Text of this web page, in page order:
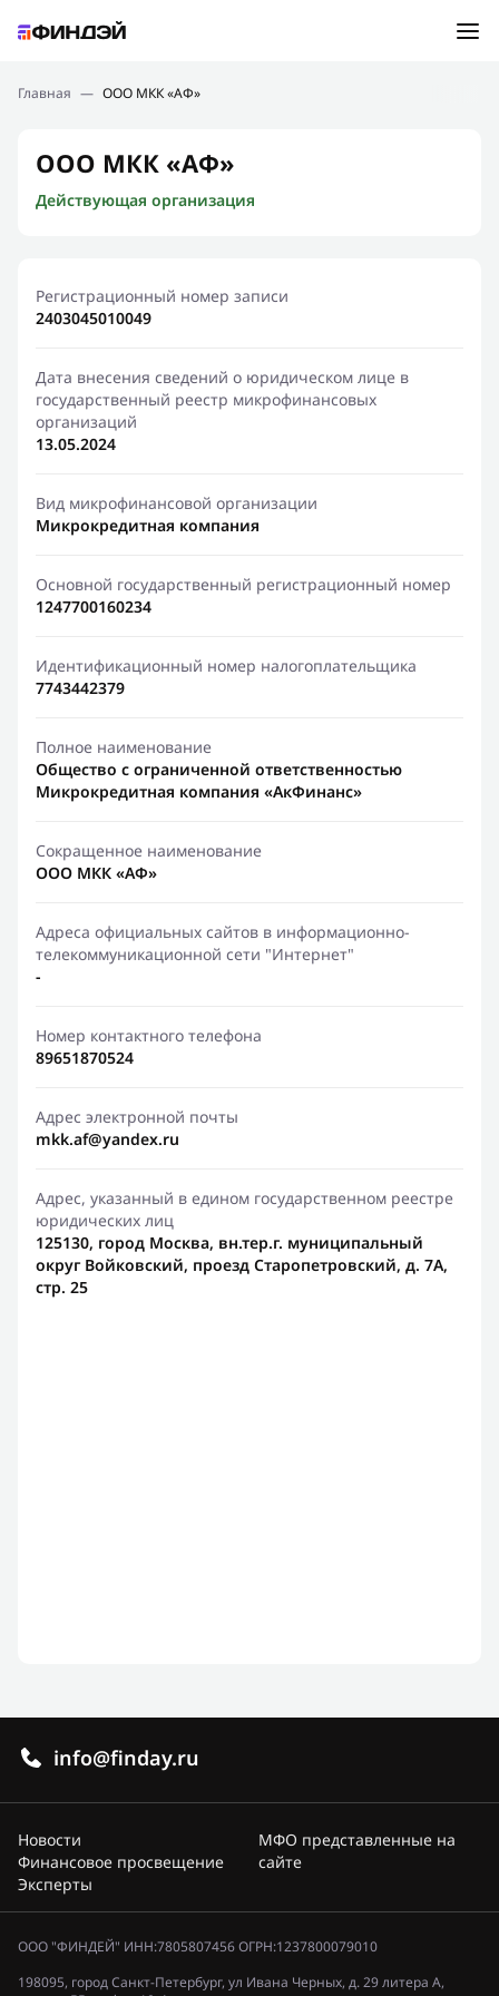
Подбор займа
Новости
Финансовое просвещение
Главная — ООО МКК «АФ»
ООО МКК «АФ»
Действующая организация
Регистрационный номер записи
2403045010049
Дата внесения сведений о юридическом лице в
государственный реестр микрофинансовых
организаций
13.05.2024
Вид микрофинансовой организации
Микрокредитная компания
Основной государственный регистрационный номер
1247700160234
Идентификационный номер налогоплательщика
7743442379
Полное наименование
Общество с ограниченной ответственностью
Микрокредитная компания «АкФинанс»
Сокращенное наименование
ООО МКК «АФ»
Адреса официальных сайтов в информационно-
телекоммуникационной сети "Интернет"
-
Номер контактного телефона
89651870524
Адрес электронной почты
mkk.af@yandex.ru
Адрес, указанный в едином государственном реестре
юридических лиц
125130, город Москва, вн.тер.г. муниципальный
округ Войковский, проезд Старопетровский, д. 7А,
стр. 25
info@finday.ru
Новости
Финансовое просвещение
Эксперты
МФО представленные на
сайте
ООО "ФИНДЕЙ" ИНН:7805807456 ОГРН:1237800079010
198095, город Санкт-Петербург, ул Ивана Черных, д. 29 литера А,
Ошибка:Контактная форма не найдена.
Спасибо, что написали нам
Мы свяжемся с Вами в ближайшее время и сообщим
результат
Отправить новый запрос